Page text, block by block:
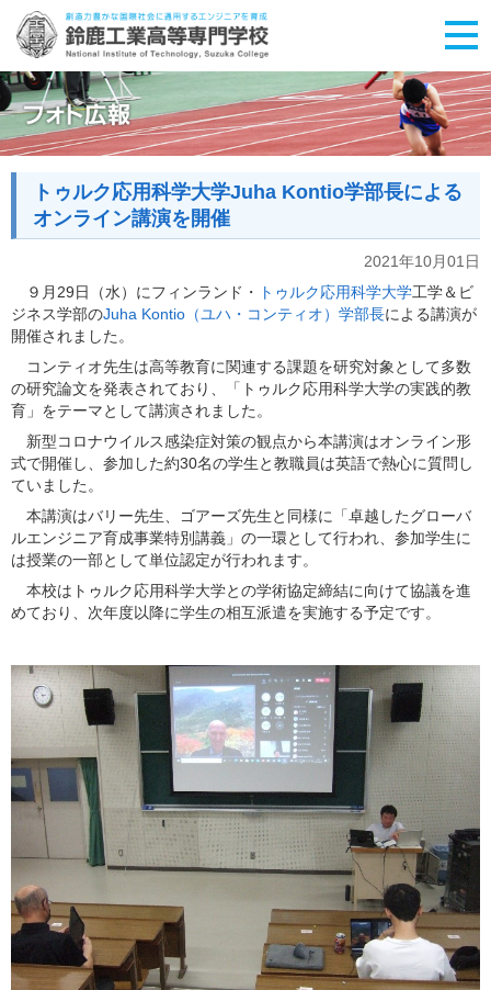
トゥルク応用科学大学Juha Kontio学部長による
オンライン講演を開催
2021年10月01日
９月29日（水）にフィンランド・
トゥルク応用科学大学工学＆ビ
ジネス学部のJuha Kontio（ユハ・コンティオ）学部長による講演が
開催されました。
コンティオ先生は高等教育に関連する課題を研究対象として多数
の研究論文を発表されており、「トゥルク応用科学大学の実践的教
育」をテーマとして講演されました。
新型コロナウイルス感染症対策の観点から本講演はオンライン形
式で開催し、参加した約30名の学生と教職員は英語で熱心に質問し
ていました。
本講演はバリー先生、ゴアーズ先生と同様に「卓越したグローバ
ルエンジニア育成事業特別講義」の一環として行われ、参加学生に
は授業の一部として単位認定が行われます。
本校はトゥルク応用科学大学との学術協定締結に向けて協議を進
めており、次年度以降に学生の相互派遣を実施する予定です。